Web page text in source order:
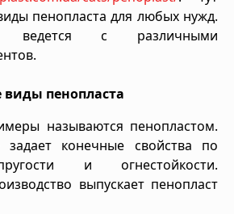
пенопласта для любых нужд.
ведется с различными
пенопласта
называются пенопластом.
конечные свойства по
и огнестойкости.
выпускает пенопласт